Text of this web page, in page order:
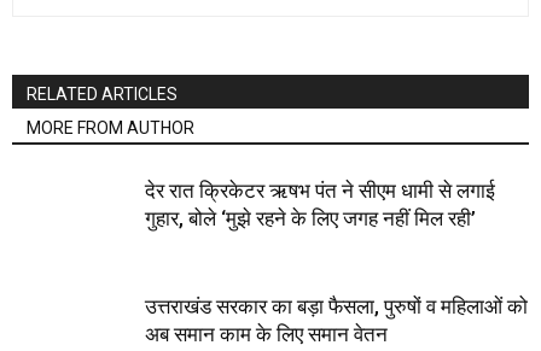
RELATED ARTICLES
MORE FROM AUTHOR
देर रात क्रिकेटर ऋषभ पंत ने सीएम धामी से लगाई
गुहार, बोले ‘मुझे रहने के लिए जगह नहीं मिल रही’
उत्तराखंड सरकार का बड़ा फैसला, पुरुषों व महिलाओं को
अब समान काम के लिए समान वेतन